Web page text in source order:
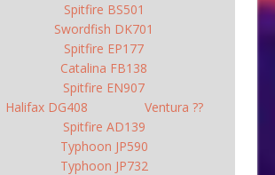
Spitfire BS501
Swordfish DK701
Spitfire EP177
Catalina FB138
Spitfire EN907
Halifax DG408
Ventura ??
Spitfire AD139
Typhoon JP590
Typhoon JP732